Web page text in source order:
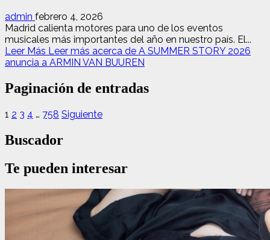
admin febrero 4, 2026
Madrid calienta motores para uno de los eventos
musicales más importantes del año en nuestro país. El...
Leer Más Leer más acerca de A SUMMER STORY 2026
anuncia a ARMIN VAN BUUREN
Paginación de entradas
1 2 3 4 … 758 Siguiente
Buscador
Te pueden interesar